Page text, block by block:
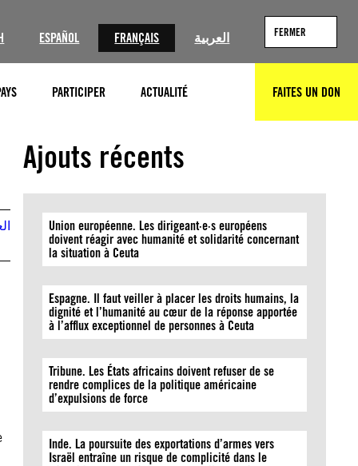
ESPAÑOL FRANÇAIS العربية FERMER
PARTICIPER ACTUALITÉ RECHERCHERFAITES UN DON
Ajouts récents
Union européenne. Les dirigeant·e·s européens
doivent réagir avec humanité et solidarité concernant
la situation à Ceuta
Espagne. Il faut veiller à placer les droits humains, la
dignité et l’humanité au cœur de la réponse apportée
à l’afflux exceptionnel de personnes à Ceuta
Tribune. Les États africains doivent refuser de se
rendre complices de la politique américaine
d’expulsions de force
Inde. La poursuite des exportations d’armes vers
Israël entraîne un risque de complicité dans le